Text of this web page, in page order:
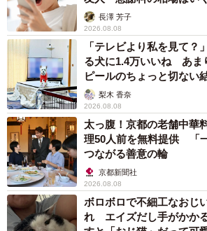
解説】長澤 芳子
2026.08.08
「テレビより私を見て？
る犬に1.4万いいね あま
ピールのちょっと切ない
梨木 香奈
2026.08.08
太っ腹！京都の老舗中華
理50人前を無料提供 「
つながる善意の輪
京都新聞社
2026.08.08
ボロボロで不細工なおじ
れ エイズだし手がかか